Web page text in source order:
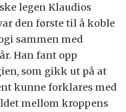
legen Klaudios
den første til å koble
sammen med
Han fant opp
som gikk ut på at
kunne forklares med
mellom kroppens